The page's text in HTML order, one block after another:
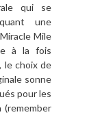
qui se
une
Mile
à la fois
choix de
sonne
pour les